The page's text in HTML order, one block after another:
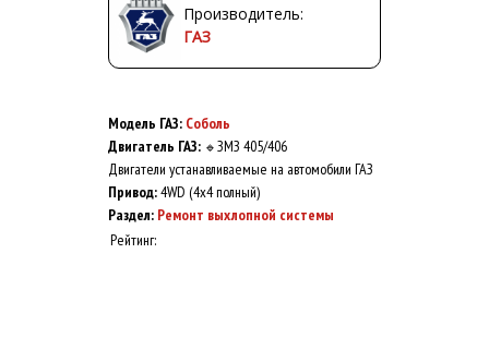
Производитель:
ГАЗ
Модель ГАЗ: Соболь
Двигатель ГАЗ: 🔹 ЗМЗ 405/406
Двигатели устанавливаемые на автомобили ГАЗ
Привод:4WD (4x4 полный)
Раздел: Ремонт выхлопной системы
Рейтинг: